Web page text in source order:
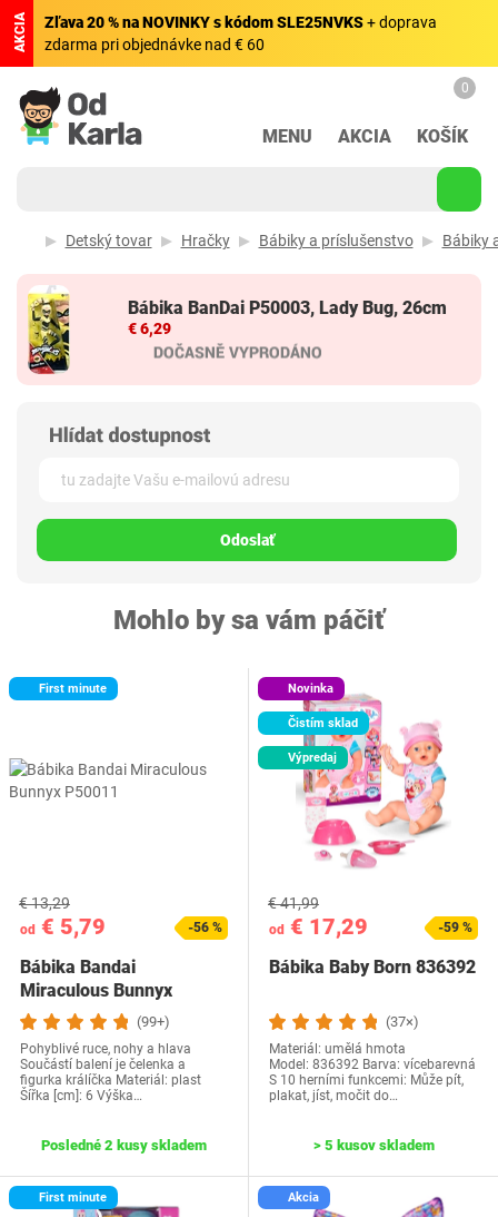
AKCIA Zľava 20 % na NOVINKY s kódom SLE25NVKS+ doprava
zdarma pri objednávke nad € 60
MENU AKCIA
0
KOŠÍK
Detský tovar Hračky Bábiky a príslušenstvo Bábiky
Bábika BanDai P50003, Lady Bug, 26cm
€ 6,29
Odoslať
Mohlo by sa vám páčiť
First minute
od € 5,79
€ 13,29
-56 %
Bábika Bandai
Miraculous Bunnyx
‎P50011
(99+)
Pohyblivé ruce, nohy a hlava
Součástí balení je čelenka a
figurka králíčka Materiál: plast
Šířka [cm]: 6 Výška…
Posledné 2 kusy skladem
Novinka
Čistím sklad
Výpredaj
od € 17,29
€ 41,99
-59 %
Bábika Baby Born 836392
(37×)
Materiál: umělá hmota
Model: ‎836392 Barva: vícebarevná
S 10 herními funkcemi: Může pít,
plakat, jíst, močit do…
> 5 kusov skladem
First minute Akcia